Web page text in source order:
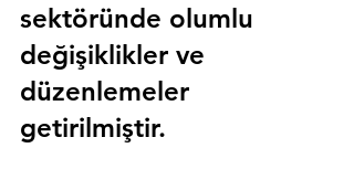
sektöründe olumlu
değişiklikler ve
düzenlemeler
getirilmiştir.